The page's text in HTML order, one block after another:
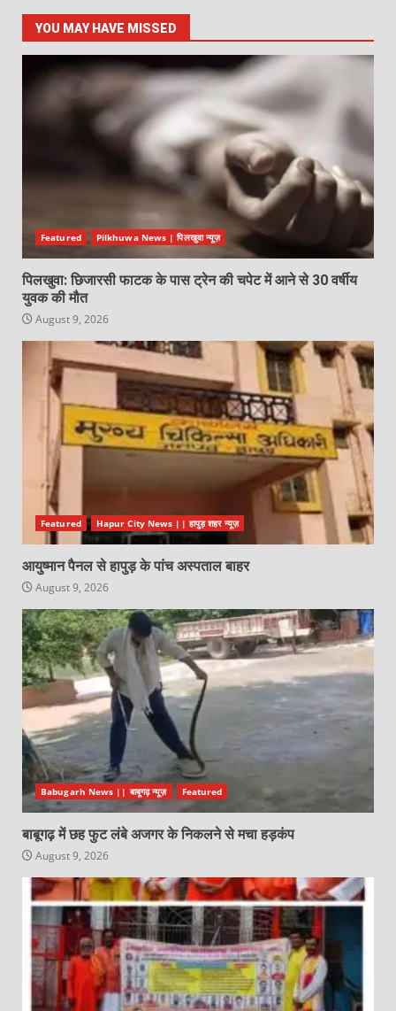
YOU MAY HAVE MISSED
Featured Pilkhuwa News | पिलखुवा न्यूज़
पिलखुवा: छिजारसी फाटक के पास ट्रेन की चपेट में आने से 30 वर्षीय
युवक की मौत
August 9, 2026
Featured Hapur City News || हापुड़ शहर न्यूज़
आयुष्मान पैनल से हापुड़ के पांच अस्पताल बाहर
August 9, 2026
Babugarh News || बाबूगढ़ न्यूज़ Featured
बाबूगढ़ में छह फुट लंबे अजगर के निकलने से मचा हड़कंप
August 9, 2026